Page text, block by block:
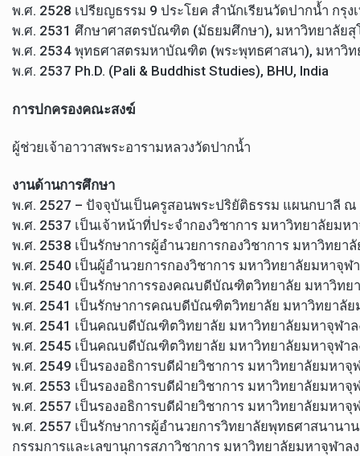
พ.ศ. 2528 เปรียญธรรม 9 ประโยค สำนักเรียนวัดปากน้ำ กรุง
พ.ศ. 2531 ศึกษาศาสตรบัณฑิต (มัธยมศึกษา), มหาวิทยาลัยสุ
พ.ศ. 2534 พุทธศาสตรมหาบัณฑิต (พระพุทธศาสนา), มหาวิ
พ.ศ. 2537 Ph.D. (Pali & Buddhist Studies), BHU, India
การปกครองคณะสงฆ์
ผู้ช่วยเจ้าอาวาสพระอารามหลวงวัดปากน้ำ
งานด้านการศึกษา
พ.ศ. 2527 – ปัจจุบันเป็นครูสอนพระปริยัติธรรม แผนกบาลี ณ
พ.ศ. 2537 เป็นเจ้าหน้าที่ประจำกองวิชาการ มหาวิทยาลัยม
พ.ศ. 2538 เป็นรักษาการผู้อำนวยการกองวิชาการ มหาวิทย
พ.ศ. 2540 เป็นผู้อำนวยการกองวิชาการ มหาวิทยาลัยมหาจุ
พ.ศ. 2540 เป็นรักษาการรองคณบดีบัณฑิตวิทยาลัย มหาวิทย
พ.ศ. 2541 เป็นรักษาการคณบดีบัณฑิตวิทยาลัย มหาวิทยาลัย
พ.ศ. 2541 เป็นคณบดีบัณฑิตวิทยาลัย มหาวิทยาลัยมหาจุฬาล
พ.ศ. 2545 เป็นคณบดีบัณฑิตวิทยาลัย มหาวิทยาลัยมหาจุฬาล
พ.ศ. 2549 เป็นรองอธิการบดีฝ่ายวิชาการ มหาวิทยาลัยมหา
พ.ศ. 2553 เป็นรองอธิการบดีฝ่ายวิชาการ มหาวิทยาลัยมหา
พ.ศ. 2557 เป็นรองอธิการบดีฝ่ายวิชาการ มหาวิทยาลัยมหา
พ.ศ. 2557 เป็นรักษาการผู้อำนวยการวิทยาลัยพุทธศาสนานา
กรรมการและเลขานุการสภาวิชาการ มหาวิทยาลัยมหาจุฬา